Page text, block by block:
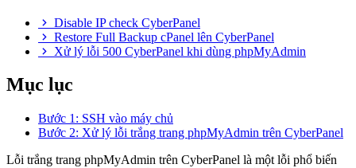
Disable IP check CyberPanel
Restore Full Backup cPanel lên CyberPanel
Xử lý lỗi 500 CyberPanel khi dùng phpMyAdmin
Mục lục
Bước 1: SSH vào máy chủ
Bước 2: Xử lý lỗi trắng trang phpMyAdmin trên CyberPanel
Lỗi trắng trang phpMyAdmin trên CyberPanel là một lỗi phổ biến